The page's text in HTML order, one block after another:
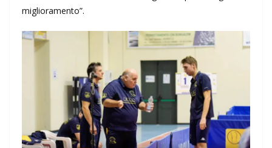
miglioramento”.